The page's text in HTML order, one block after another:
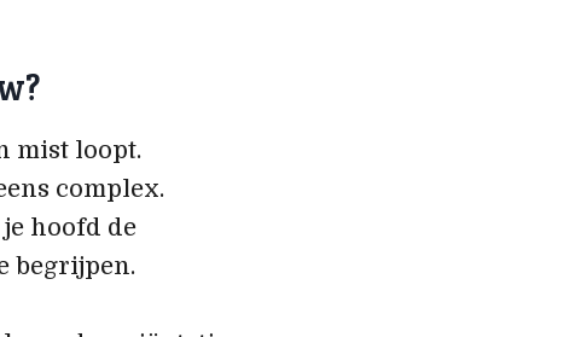
mist loopt.
complex.
hoofd de
begrijpen.